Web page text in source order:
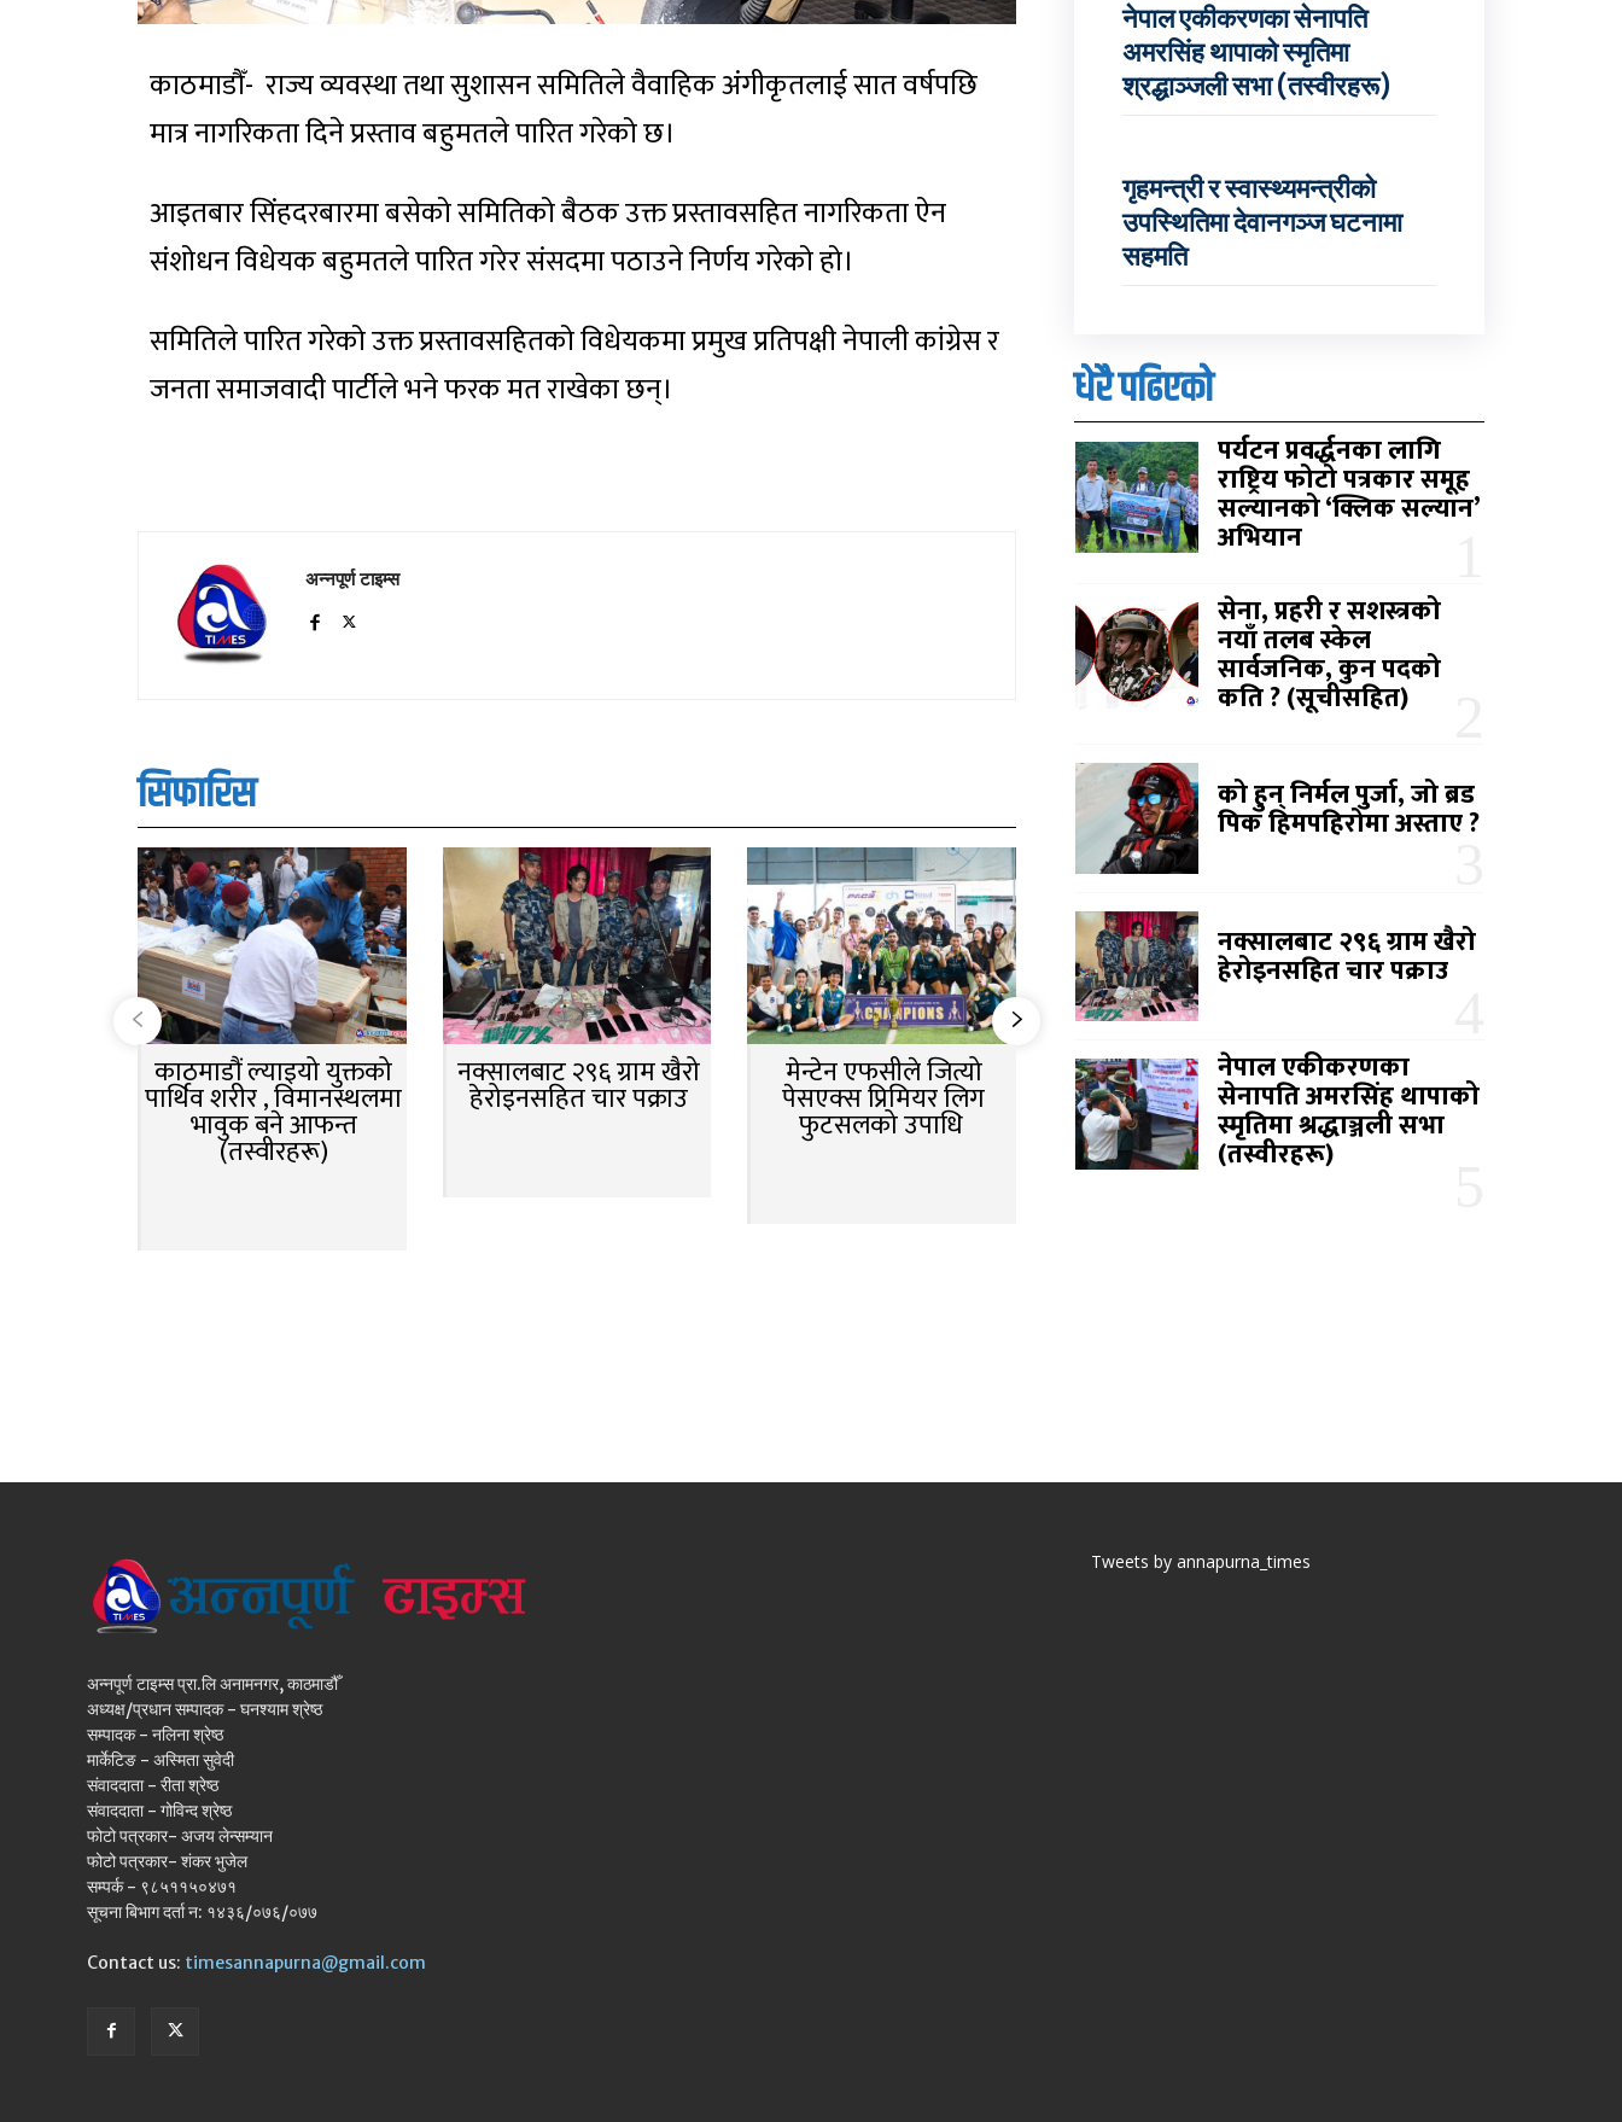
काठमाडौँ- राज्य व्यवस्था तथा सुशासन समितिले वैवाहिक अंगीकृतलाई सात वर्षपछि
मात्र नागरिकता दिने प्रस्ताव बहुमतले पारित गरेको छ।
आइतबार सिंहदरबारमा बसेको समितिको बैठक उक्त प्रस्तावसहित नागरिकता ऐन
संशोधन विधेयक बहुमतले पारित गरेर संसदमा पठाउने निर्णय गरेको हो।
समितिले पारित गरेको उक्त प्रस्तावसहितको विधेयकमा प्रमुख प्रतिपक्षी नेपाली कांग्रेस र
जनता समाजवादी पार्टीले भने फरक मत राखेका छन्।
अन्नपूर्ण टाइम्स
सिफारिस
काठमाडौं ल्याइयो युक्तको
पार्थिव शरीर , विमानस्थलमा
भावुक बने आफन्त
(तस्वीरहरू)
नक्सालबाट २९६ ग्राम खैरो
हेरोइनसहित चार पक्राउ
मेन्टेन एफसीले जित्यो
पेसएक्स प्रिमियर लिग
फुटसलको उपाधि
नेपाल एकीकरणका सेनापति
अमरसिंह थापाको स्मृतिमा
श्रद्धाञ्जली सभा (तस्वीरहरू)
गृहमन्त्री र स्वास्थ्यमन्त्रीको
उपस्थितिमा देवानगञ्ज घटनामा
सहमति
धेरै पढिएको
पर्यटन प्रवर्द्धनका लागि
राष्ट्रिय फोटो पत्रकार समूह
सल्यानको ‘क्लिक सल्यान’
अभियान
सेना, प्रहरी र सशस्त्रको
नयाँ तलब स्केल
सार्वजनिक, कुन पदको
कति ? (सूचीसहित)
को हुन् निर्मल पुर्जा, जो ब्रड
पिक हिमपहिरोमा अस्ताए ?
नक्सालबाट २९६ ग्राम खैरो
हेरोइनसहित चार पक्राउ
नेपाल एकीकरणका
सेनापति अमरसिंह थापाको
स्मृतिमा श्रद्धाञ्जली सभा
(तस्वीरहरू)
अन्नपूर्ण टाइम्स प्रा.लि अनामनगर, काठमाडौँ
अध्यक्ष/प्रधान सम्पादक - घनश्याम श्रेष्ठ
सम्पादक - नलिना श्रेष्ठ
मार्केटिङ - अस्मिता सुवेदी
संवाददाता - रीता श्रेष्ठ
संवाददाता - गोविन्द श्रेष्ठ
फोटो पत्रकार- अजय लेन्सम्यान
फोटो पत्रकार- शंकर भुजेल
सम्पर्क - ९८५११५०४७१
सूचना बिभाग दर्ता न: १४३६/०७६/०७७
Contact us: timesannapurna@gmail.com
Tweets by annapurna_times